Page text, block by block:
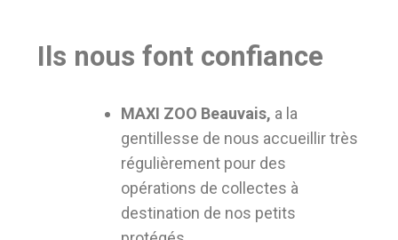
Ils nous font confiance
MAXI ZOO Beauvais, a la
gentillesse de nous accueillir très
régulièrement pour des
opérations de collectes à
destination de nos petits